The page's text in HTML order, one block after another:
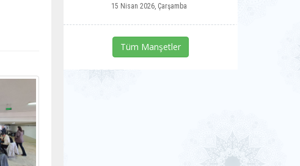
15 Nisan 2026, Çarşamba
Tüm Manşetler